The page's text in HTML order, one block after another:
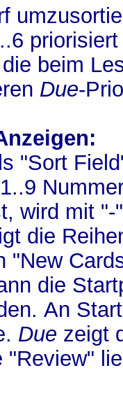
beim
Due-
wird mit
die
"New
die
An
Due zeigt
"Review"